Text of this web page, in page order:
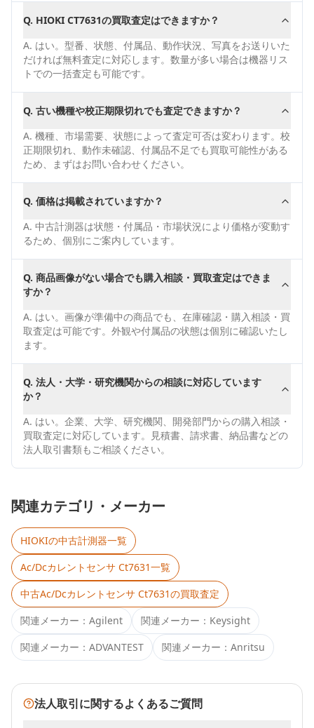
Q. HIOKI CT7631の買取査定はできますか？
A. はい。型番、状態、付属品、動作状況、写真をお送りいた
だければ無料査定に対応します。数量が多い場合は機器リス
トでの一括査定も可能です。
Q. 古い機種や校正期限切れでも査定できますか？
A. 機種、市場需要、状態によって査定可否は変わります。校
正期限切れ、動作未確認、付属品不足でも買取可能性がある
ため、まずはお問い合わせください。
Q. 価格は掲載されていますか？
A. 中古計測器は状態・付属品・市場状況により価格が変動す
るため、個別にご案内しています。
Q. 商品画像がない場合でも購入相談・買取査定はできま
すか？
A. はい。画像が準備中の商品でも、在庫確認・購入相談・買
取査定は可能です。外観や付属品の状態は個別に確認いたし
ます。
Q. 法人・大学・研究機関からの相談に対応しています
か？
A. はい。企業、大学、研究機関、開発部門からの購入相談・
買取査定に対応しています。見積書、請求書、納品書などの
法人取引書類もご相談ください。
関連カテゴリ・メーカー
HIOKIの中古計測器一覧
Ac/Dcカレントセンサ Ct7631一覧
中古Ac/Dcカレントセンサ Ct7631の買取査定
関連メーカー： Agilent 関連メーカー： Keysight
関連メーカー： ADVANTEST 関連メーカー： Anritsu
法人取引に関するよくあるご質問